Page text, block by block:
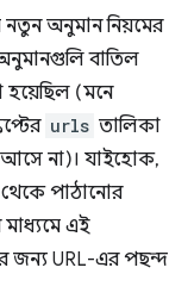
অনুমান নিয়মের
বাতিল
হয়েছিল (মনে
urls তালিকা
না)। যাইহোক,
পাঠানোর
মাধ্যমে এই
জন্য URL-এর পছন্দ